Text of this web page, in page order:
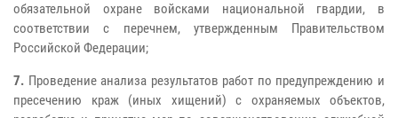
обязательной охране войсками национальной гвардии, в
соответствии с перечнем, утвержденным Правительством
Российской Федерации;
7. Проведение анализа результатов работ по предупреждению и
пресечению краж (иных хищений) с охраняемых объектов,